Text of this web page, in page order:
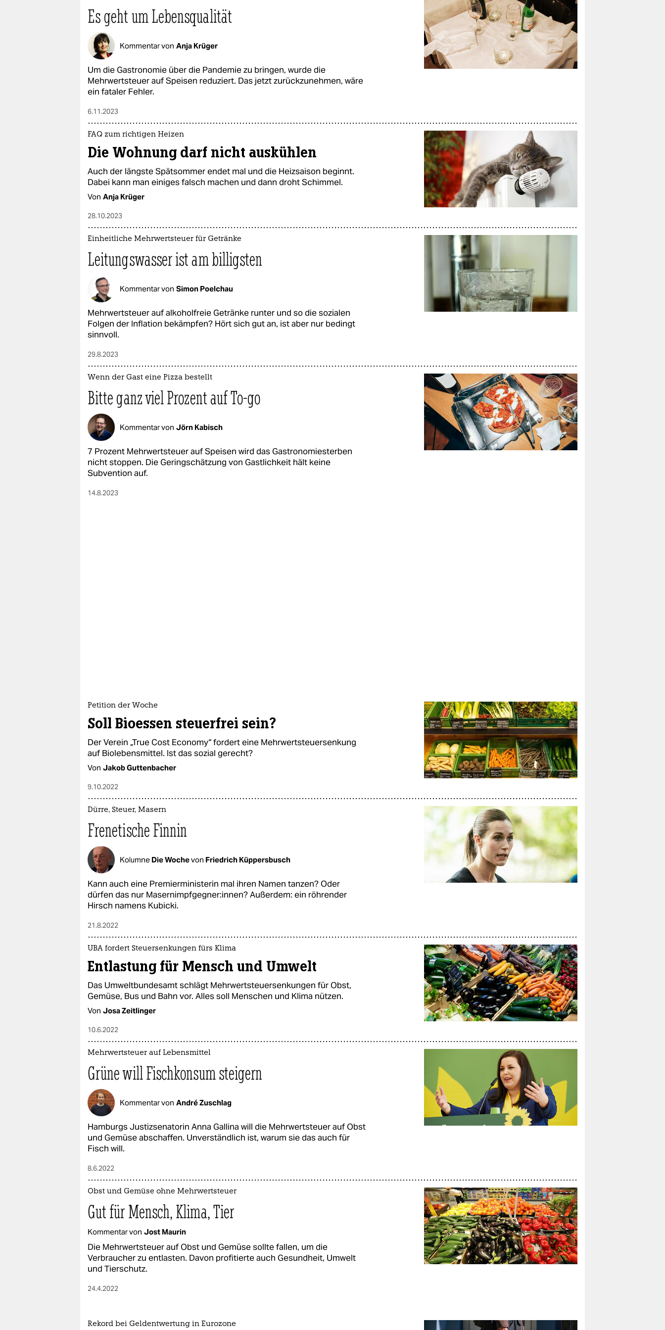
Es geht um Lebensqualität
Kommentar von Anja Krüger
Um die Gastronomie über die Pandemie zu bringen, wurde die
Mehrwertsteuer auf Speisen reduziert. Das jetzt zurückzunehmen, wäre
ein fataler Fehler.
6.11.2023
FAQ zum richtigen Heizen
Die Wohnung darf nicht auskühlen
Auch der längste Spätsommer endet mal und die Heizsaison beginnt.
Dabei kann man einiges falsch machen und dann droht Schimmel.
Von Anja Krüger
28.10.2023
Einheitliche Mehrwertsteuer für Getränke
Leitungswasser ist am billigsten
Kommentar von Simon Poelchau
Mehrwertsteuer auf alkoholfreie Getränke runter und so die sozialen
Folgen der Inflation bekämpfen? Hört sich gut an, ist aber nur bedingt
sinnvoll.
29.8.2023
Wenn der Gast eine Pizza bestellt
Bitte ganz viel Prozent auf To-go
Kommentar von Jörn Kabisch
7 Prozent Mehrwertsteuer auf Speisen wird das Gastronomiesterben
nicht stoppen. Die Geringschätzung von Gastlichkeit hält keine
Subvention auf.
14.8.2023
Petition der Woche
Soll Bioessen steuerfrei sein?
Der Verein „True Cost Economy“ fordert eine Mehrwertsteuersenkung
auf Biolebensmittel. Ist das sozial gerecht?
Von Jakob Guttenbacher
9.10.2022
Dürre, Steuer, Masern
Frenetische Finnin
Kolumne Die Wochevon Friedrich Küppersbusch
Kann auch eine Premierministerin mal ihren Namen tanzen? Oder
dürfen das nur Masernimpfgegner:innen? Außerdem: ein röhrender
Hirsch namens Kubicki.
21.8.2022
UBA fordert Steuersenkungen fürs Klima
Entlastung für Mensch und Umwelt
Das Umweltbundesamt schlägt Mehrwertsteuersenkungen für Obst,
Gemüse, Bus und Bahn vor. Alles soll Menschen und Klima nützen.
Von Josa Zeitlinger
10.6.2022
Mehrwertsteuer auf Lebensmittel
Grüne will Fischkonsum steigern
Kommentar von André Zuschlag
Hamburgs Justizsenatorin Anna Gallina will die Mehrwertsteuer auf Obst
und Gemüse abschaffen. Unverständlich ist, warum sie das auch für
Fisch will.
8.6.2022
Obst und Gemüse ohne Mehrwertsteuer
Gut für Mensch, Klima, Tier
Kommentar von Jost Maurin
Die Mehrwertsteuer auf Obst und Gemüse sollte fallen, um die
Verbraucher zu entlasten. Davon profitierte auch Gesundheit, Umwelt
und Tierschutz.
24.4.2022
Rekord bei Geldentwertung in Eurozone